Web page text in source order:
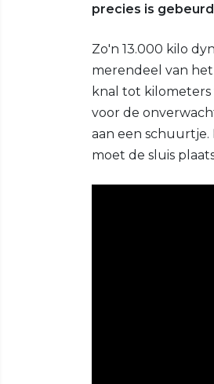
precies is
Zo'n 13.000 kilo
merendeel van
knal tot kilometers
voor de
aan een schuurtje.
moet de sluis